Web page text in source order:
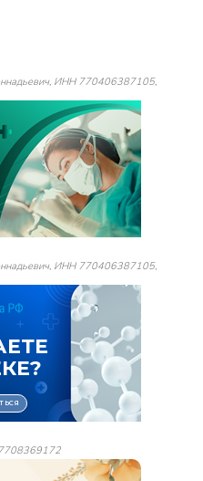
ИНН 770406387105,
ИНН 770406387105,